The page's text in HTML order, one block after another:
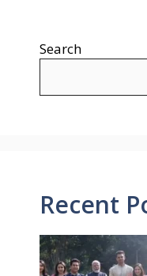
Search
Recent